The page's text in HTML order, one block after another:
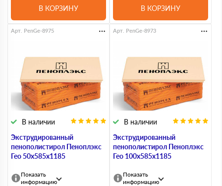
В КОРЗИНУ В КОРЗИНУ
Экструдированный
пенополистирол Пеноплэкс
Гео 50х585х1185
В наличии
Арт. PenGe-8975
Показать
информацию
Экструдированный
пенополистирол Пеноплэкс
Гео 100х585х1185
В наличии
Арт. PenGe-8973
Показать
информацию